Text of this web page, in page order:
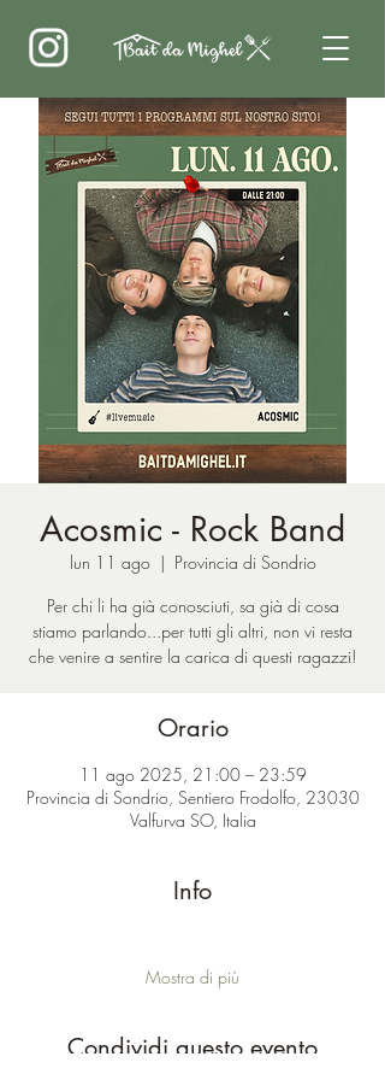
Acosmic - Rock Band
lun 11 ago
  |
Provincia di Sondrio
Per chi li ha già conosciuti, sa già di cosa
stiamo parlando...per tutti gli altri, non vi resta
che venire a sentire la carica di questi ragazzi!
Orario
11 ago 2025, 21:00 – 23:59
Provincia di Sondrio, Sentiero Frodolfo, 23030
Valfurva SO, Italia
Info
Mostra di più
Condividi questo evento